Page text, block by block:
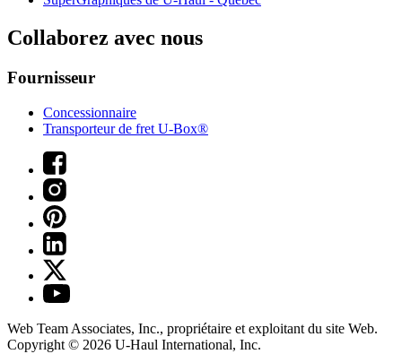
Collaborez avec nous
Fournisseur
Concessionnaire
Transporteur de fret U-Box®
Web Team Associates, Inc., propriétaire et exploitant du site Web.
Copyright © 2026 U-Haul International, Inc.